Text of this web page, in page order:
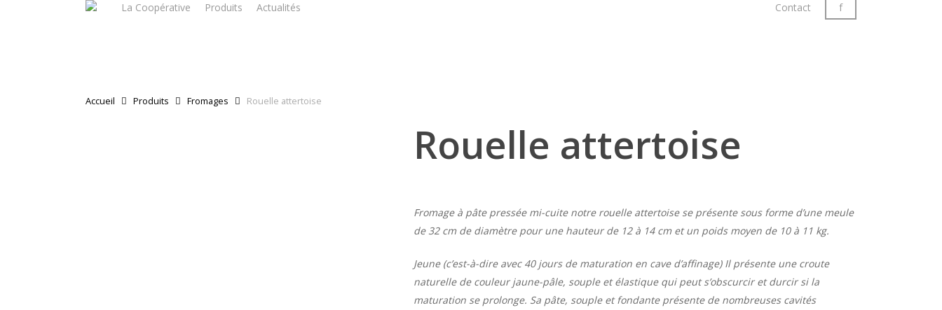
La Coopérative Produits Actualités Contact f
Accueil Produits Fromages Rouelle attertoise
Rouelle attertoise
Fromage à pâte pressée mi-cuite notre rouelle attertoise se présente sous forme d’une meule
de 32 cm de diamètre pour une hauteur de 12 à 14 cm et un poids moyen de 10 à 11 kg.
Jeune (c’est-à-dire avec 40 jours de maturation en cave d’affinage) Il présente une croute
naturelle de couleur jaune-pâle, souple et élastique qui peut s’obscurcir et durcir si la
maturation se prolonge. Sa pâte, souple et fondante présente de nombreuses cavités